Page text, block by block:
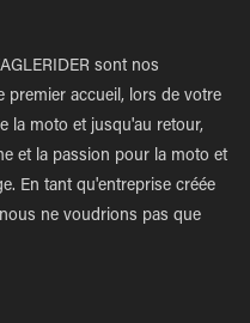
sont nos
premier accueil, lors de votre
la moto et jusqu'au retour,
et la passion pour la moto et
En tant qu'entreprise créée
ne voudrions pas que